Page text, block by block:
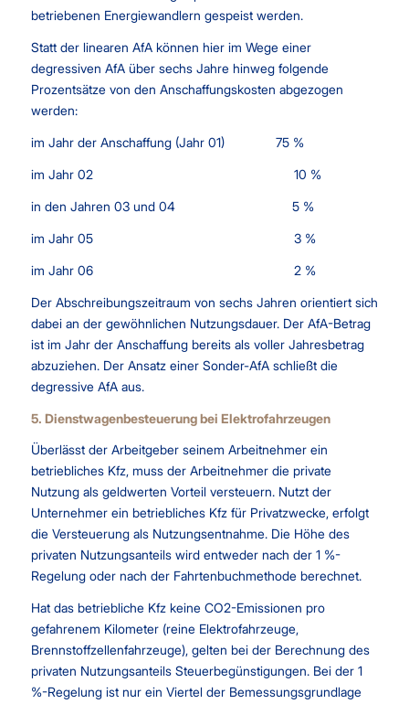
betriebenen Energiewandlern gespeist werden.
Statt der linearen AfA können hier im Wege einer
degressiven AfA über sechs Jahre hinweg folgende
Prozentsätze von den Anschaffungskosten abgezogen
werden:
im Jahr der Anschaffung (Jahr 01) 75 %
im Jahr 02 10 %
in den Jahren 03 und 04 5 %
im Jahr 05 3 %
im Jahr 06 2 %
Der Abschreibungszeitraum von sechs Jahren orientiert sich
dabei an der gewöhnlichen Nutzungsdauer. Der AfA-Betrag
ist im Jahr der Anschaffung bereits als voller Jahresbetrag
abzuziehen. Der Ansatz einer Sonder-AfA schließt die
degressive AfA aus.
5. Dienstwagenbesteuerung bei Elektrofahrzeugen
Überlässt der Arbeitgeber seinem Arbeitnehmer ein
betriebliches Kfz, muss der Arbeitnehmer die private
Nutzung als geldwerten Vorteil versteuern. Nutzt der
Unternehmer ein betriebliches Kfz für Privatzwecke, erfolgt
die Versteuerung als Nutzungsentnahme. Die Höhe des
privaten Nutzungsanteils wird entweder nach der 1 %-
Regelung oder nach der Fahrtenbuchmethode berechnet.
Hat das betriebliche Kfz keine CO2-Emissionen pro
gefahrenem Kilometer (reine Elektrofahrzeuge,
Brennstoffzellenfahrzeuge), gelten bei der Berechnung des
privaten Nutzungsanteils Steuerbegünstigungen. Bei der 1
%-Regelung ist nur ein Viertel der Bemessungsgrundlage